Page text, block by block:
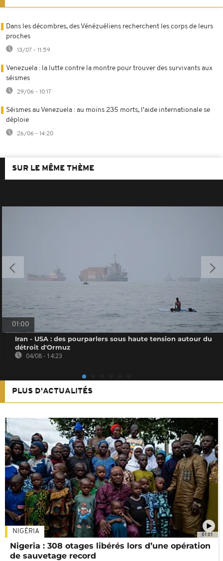
Dans les décombres, des Vénézuéliens recherchent les corps de leurs
proches
13/07 - 11:59
Venezuela : la lutte contre la montre pour trouver des survivants aux
séismes
29/06 - 10:17
Séismes au Venezuela : au moins 235 morts, l'aide internationale se
déploie
26/06 - 14:20
SUR LE MÊME THÈME
01:00
Iran - USA : des pourparlers sous haute tension autour du
détroit d'Ormuz
04/08 - 14:23
PLUS D'ACTUALITÉS
01:01
NIGÉRIA
Nigeria : 308 otages libérés lors d’une opération
de sauvetage record